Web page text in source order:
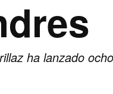
ha lanzado